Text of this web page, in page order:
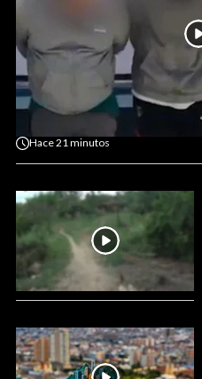
Hace21 minutos